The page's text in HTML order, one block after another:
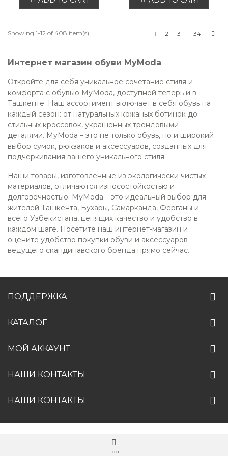
Showing 1-12 of 408 item(s) 1 2 3 … 34
Интернет магазин обуви MyModa
Откройте для себя уникальное сочетание стиля и
комфорта с обувью MyModa, доступной теперь и в
Ташкенте. Наш ассортимент включает в себя обувь на
каждый сезон: от натуральных кожаных ботинок до
стильных кроссовок, украшенных трендовыми
деталями. MyModa – это не только обувь, но и широкий
выбор сумок, рюкзаков и аксессуаров, созданных для
подчеркивания вашего уникального стиля.
Наши товары, изготовленные из экологически чистых
материалов, отличаются износостойкостью и
долговечностью. MyModa – это идеальный выбор для
жителей Ташкента, Бухары, Самарканда, Ферганы и
всего Узбекистана, ценящих качество и удобство в
каждом шаге. Посетите наш интернет-магазин и
оцените удобство покупки обуви и аксессуаров
ведущего скандинавского бренда прямо сейчас.
ПОДДЕРЖКА
КАТАЛОГ
МОЙ АККАУНТ
НАШИ КОНТАКТЫ
НАШИ КОНТАКТЫ
Top